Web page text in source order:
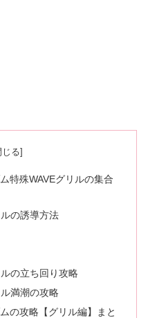
特殊WAVEグリルの集合
の誘導方法
の立ち回り攻略
満潮の攻略
の攻略【グリル編】まと